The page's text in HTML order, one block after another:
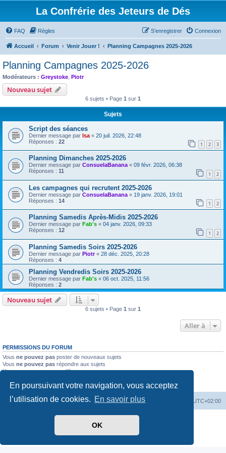
En poursuivant votre navigation, vous acceptez
l’utilisation de cookies. En savoir plus
OK
La Confrérie des Jeteurs de Dés
FAQ Règles Connexion
S’enregistrer
Accueil Forum Venir Jouer ! Planning Campagnes 2025-2026
Planning Campagnes 2025-2026
Modérateurs : Greystoke Piotr
Nouveau sujet
6 sujets • Page 1 sur 1
Sujets
Script des séances
Dernier message par Isa « 20 juil. 2026, 22:48
Réponses : 22 1 2 3
Planning Dimanches 2025-2026
Dernier message par ConsuelaBanana « 09 févr. 2026, 06:38
Réponses : 11 1 2
Les campagnes qui recrutent 2025-2026
Dernier message par ConsuelaBanana « 19 janv. 2026, 19:01
Réponses : 14 1 2
Planning Samedis Après-Midis 2025-2026
Dernier message par Fab's « 04 janv. 2026, 09:33
Réponses : 12 1 2
Planning Samedis Soirs 2025-2026
Dernier message par Piotr« 28 déc. 2025, 20:28
Réponses : 4
Planning Vendredis Soirs 2025-2026
Dernier message par Fab's « 06 oct. 2025, 11:56
Réponses : 2
Nouveau sujet
6 sujets • Page 1 sur 1
Aller à
PERMISSIONS DU FORUM
Vous ne pouvez pas poster de nouveaux sujets
Vous ne pouvez pas répondre aux sujets
Vousne pouvez pasmodifier vos messages
Vousne pouvez pasjoindre des fichiers
Accueil Forum UTC+02:00
Supprimer les cookies
Développé par
® Forum Software © phpBB Limited
Traduit par
Confidentialité|Conditions